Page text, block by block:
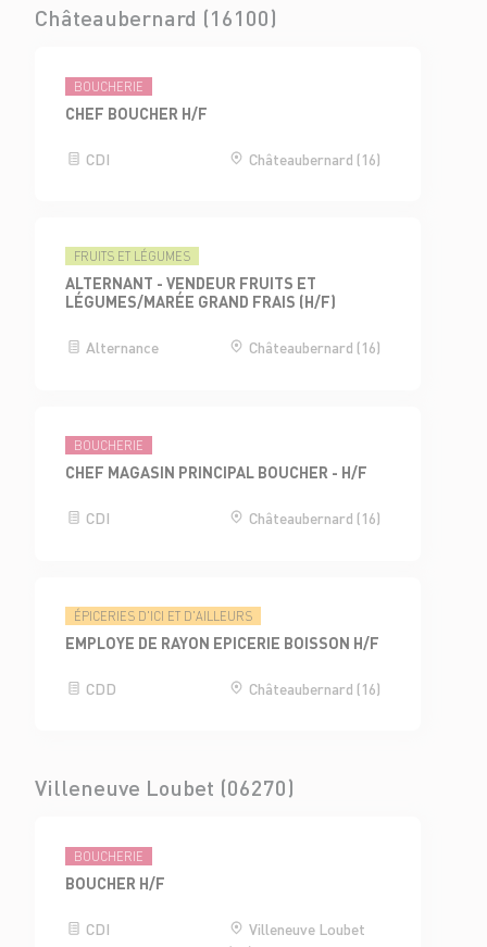
Châteaubernard (16100)
BOUCHERIE
CHEF BOUCHER H/F
CDI Châteaubernard (16)
FRUITS ET LÉGUMES
ALTERNANT - VENDEUR FRUITS ET
LÉGUMES/MARÉE GRAND FRAIS (H/F)
Alternance Châteaubernard (16)
BOUCHERIE
CHEF MAGASIN PRINCIPAL BOUCHER - H/F
CDI Châteaubernard (16)
ÉPICERIES D'ICI ET D'AILLEURS
EMPLOYE DE RAYON EPICERIE BOISSON H/F
CDD Châteaubernard (16)
Villeneuve Loubet (06270)
BOUCHERIE
BOUCHER H/F
CDI
Villeneuve Loubet